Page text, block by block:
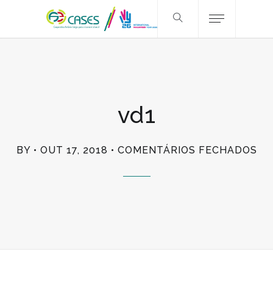
vd1
BY OUT 17, 2018 COMENTÁRIOS FECHADOS